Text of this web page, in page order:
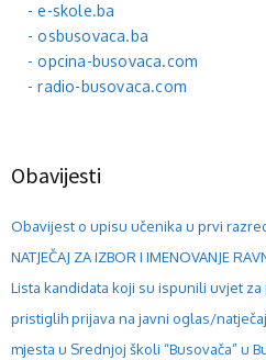
- e-skole.ba
- osbusovaca.ba
- opcina-busovaca.com
- radio-busovaca.com
Obavijesti
Obavijest o upisu učenika u prvi
NATJEČAJ ZA IZBOR I IMENOVANJE
Lista kandidata koji su ispunili uvjet
pristiglih prijava na javni oglas/
mjesta u Srednjoj školi “Busovača” u